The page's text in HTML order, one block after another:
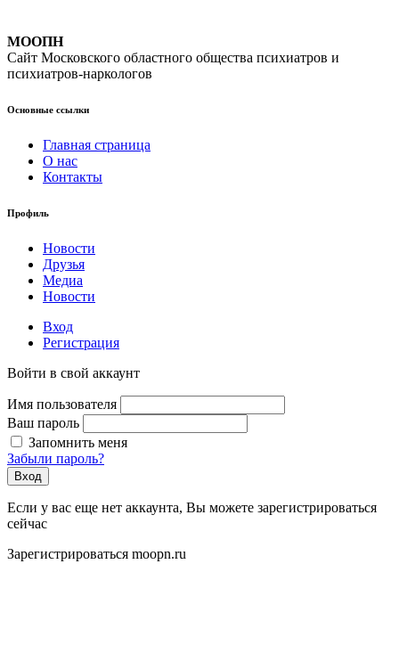
МООПН
Сайт Московского областного общества психиатров и
психиатров-наркологов
Основные ссылки
Главная страница
О нас
Контакты
Профиль
Новости
Друзья
Медиа
Новости
Вход
Регистрация
Войти в свой аккаунт
Имя пользователя
Ваш пароль
Запомнить меня
Забыли пароль?
Вход
Если у вас еще нет аккаунта, Вы можете зарегистрироваться
сейчас
Зарегистрироваться moopn.ru